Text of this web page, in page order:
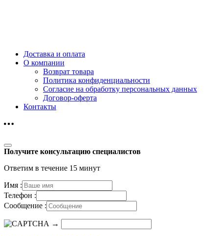
Доставка и оплата
О компании
Возврат товара
Политика конфиденциальности
Согласие на обработку персональных данных
Договор-оферта
Контакты
Получите консультацию специалистов
Ответим в течение 15 минут
Имя :
Телефон :
Сообщение :
→